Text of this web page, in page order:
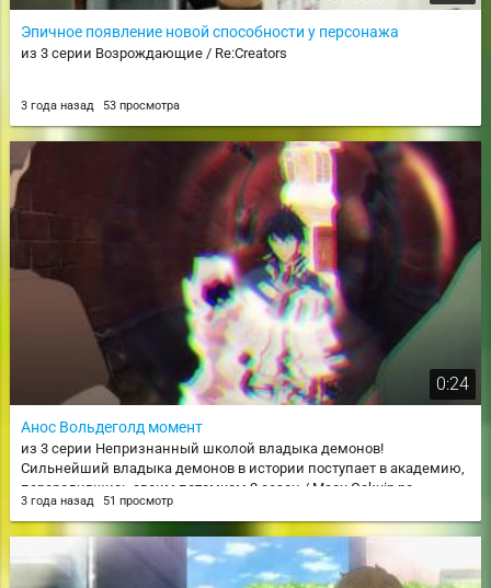
Эпичное появление новой способности у персонажа
из 3 серии Возрождающие / Re:Creators
3 года назад 53 просмотра
0:24
Анос Вольдеголд момент
из 3 серии Непризнанный школой владыка демонов!
Сильнейший владыка демонов в истории поступает в академию,
переродившись своим потомком 2 сезон / Maou Gakuin no
Futekigousha II: Shijou Saikyou no Maou no Shiso, Tensei shite Shison-
tachi no Gakkou e Kayou
3 года назад 51 просмотр